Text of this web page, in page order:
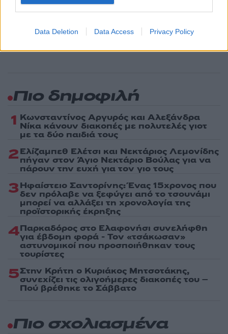
Data Deletion Data Access Privacy Policy
Ακολουθήστε το Νewsit.gr στοGoogle Newsκαι
τελευταία νέατης ημέρας
Πιο δημοφιλή
1 Κωνσταντίνος Αργυρός και Αλεξάνδρα
Νίκα κάνουν διακοπές με πολυτελές γιοτ
με τα δύο παιδιά τους
2Ελίζαμπεθ Ελέτσι και Νεκτάριος Λεμονίδης
πήγαν στον Άγιο Νεκτάριο Βούλας για να
πάρουν την ευχή για τον γιο τους
3Ηφαίστειο Σαντορίνης: Ένας 15χρονος που
δεν πρόλαβε να ξεφύγει από το τσουνάμι
μπορεί να αλλάξει τη χρονολογία της
προϊστορικής έκρηξης
4Παρκαδόρος στο Ελαφονήσι συνελήφθη
για έβδομη φορά - Τον «τσάκωσαν»
αστυνομικοί που προσποιήθηκαν τους
τουρίστες
5Στην Κρήτη ο Κυριάκος Μητσοτάκης,
συνεχίζει τις ολιγοήμερες διακοπές του –
Πού βρέθηκε το Σάββατο
Πιο σχολιασμένα